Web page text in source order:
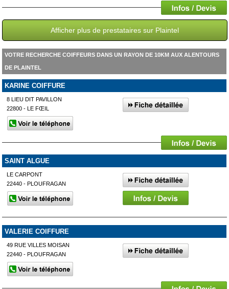
Afficher plus de prestataires sur Plaintel
VOTRE RECHERCHE COIFFEURS DANS UN RAYON DE 10KM AUX ALENTOURS
DE PLAINTEL
KARINE COIFFURE
8 LIEU DIT PAVILLON
22800 - LE FŒIL
SAINT ALGUE
LE CARPONT
22440 - PLOUFRAGAN
VALERIE COIFFURE
49 RUE VILLES MOISAN
22440 - PLOUFRAGAN